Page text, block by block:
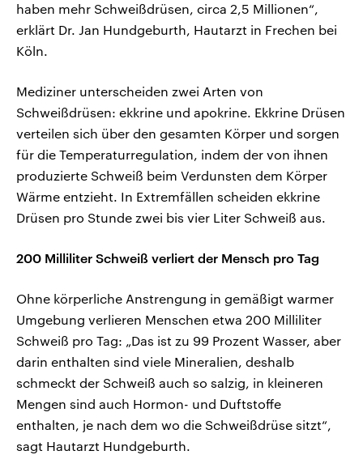
haben mehr Schweißdrüsen, circa 2,5 Millionen“,
erklärt Dr. Jan Hundgeburth, Hautarzt in Frechen bei
Köln.
Mediziner unterscheiden zwei Arten von
Schweißdrüsen: ekkrine und apokrine. Ekkrine Drüsen
verteilen sich über den gesamten Körper und sorgen
für die Temperaturregulation, indem der von ihnen
produzierte Schweiß beim Verdunsten dem Körper
Wärme entzieht. In Extremfällen scheiden ekkrine
Drüsen pro Stunde zwei bis vier Liter Schweiß aus.
200 Milliliter Schweiß verliert der Mensch pro Tag
Ohne körperliche Anstrengung in gemäßigt warmer
Umgebung verlieren Menschen etwa 200 Milliliter
Schweiß pro Tag: „Das ist zu 99 Prozent Wasser, aber
darin enthalten sind viele Mineralien, deshalb
schmeckt der Schweiß auch so salzig, in kleineren
Mengen sind auch Hormon- und Duftstoffe
enthalten, je nach dem wo die Schweißdrüse sitzt“,
sagt Hautarzt Hundgeburth.